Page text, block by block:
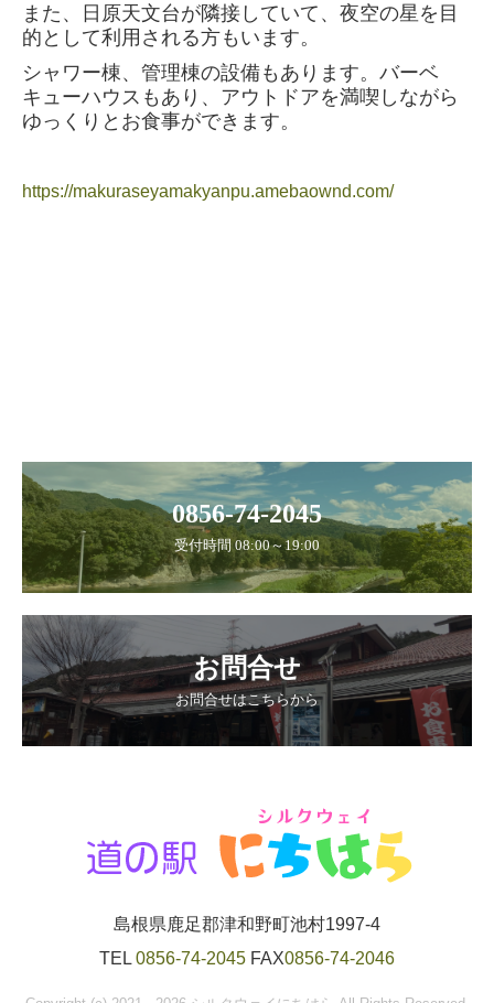
また、日原天文台が隣接していて、夜空の星を目
的として利用される方もいます。
シャワー棟、管理棟の設備もあります。バーベ
キューハウスもあり、アウトドアを満喫しながら
ゆっくりとお食事ができます。
https://makuraseyamakyanpu.amebaownd.com/
0856-74-2045
受付時間 08:00～19:00
お問合せ
お問合せはこちらから
島根県鹿足郡津和野町池村1997-4
TEL 0856-74-2045 FAX0856-74-2046